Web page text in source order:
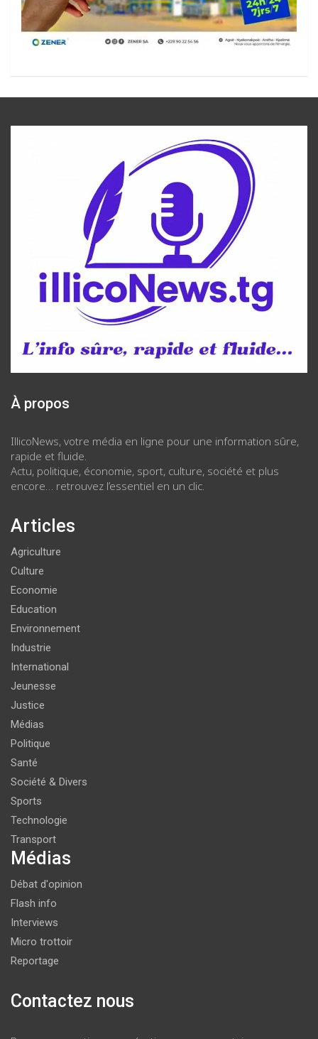
À propos
IllicoNews, votre média en ligne pour une information sûre,
rapide et fluide.
Actu, politique, économie, sport, culture, société et plus
encore… retrouvez l’essentiel en un clic.
Articles
Agriculture
Culture
Economie
Education
Environnement
Industrie
International
Jeunesse
Justice
Médias
Politique
Santé
Société & Divers
Sports
Technologie
Transport
Médias
Débat d'opinion
Flash info
Interviews
Micro trottoir
Reportage
Contactez nous